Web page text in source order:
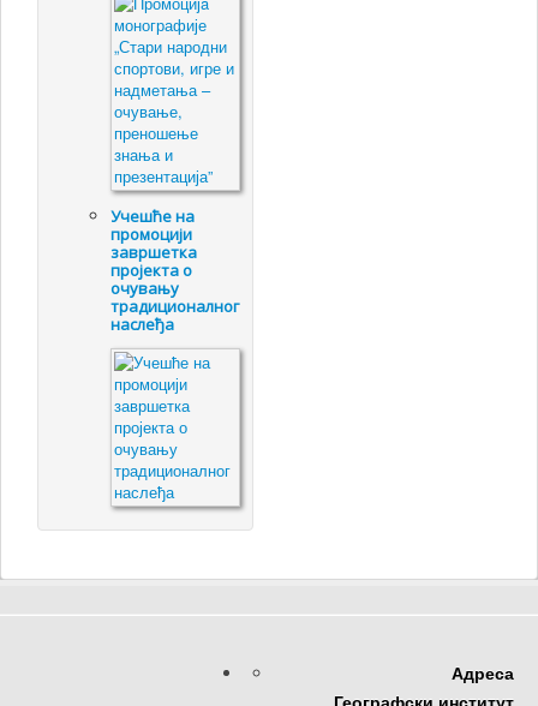
Учешће на
промоцији
завршетка
пројекта о
очувању
традиционалног
наслеђа
Адреса